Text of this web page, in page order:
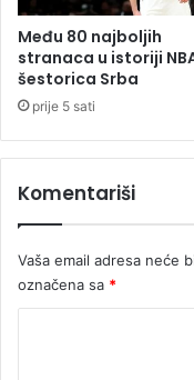
Među 80 najboljih
stranaca u istoriji
šestorica Srba
prije 5 sati
Komentariši
Vaša email adresa neće
označena sa *